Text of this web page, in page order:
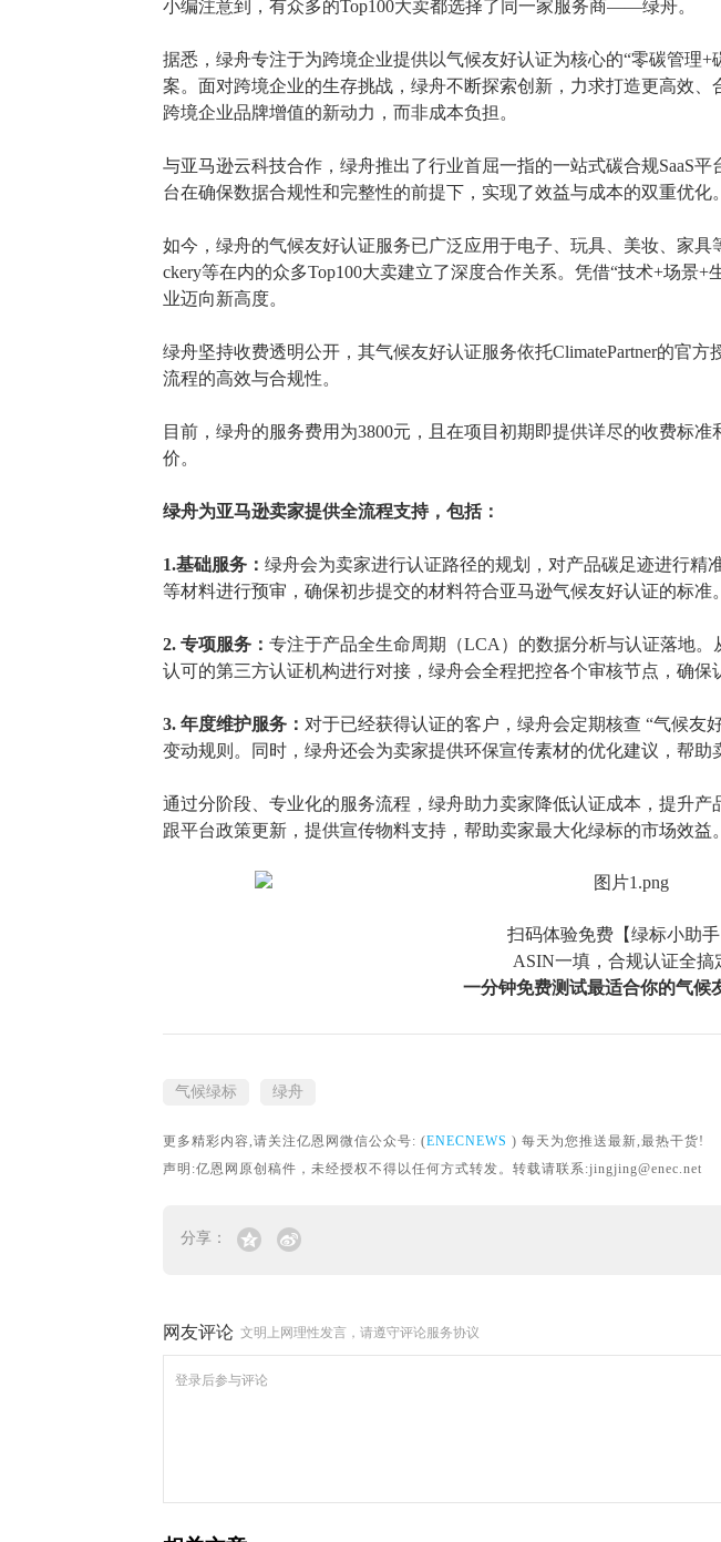
小编注意到，有众多的Top100大卖都选择了同一家服务商——绿舟。
据悉，绿舟专注于为跨境企业提供以气候友好认证为核心的“零碳管理+
案。面对跨境企业的生存挑战，绿舟不断探索创新，力求打造更高效
跨境企业品牌增值的新动力，而非成本负担。
与亚马逊云科技合作，绿舟推出了行业首屈一指的一站式碳合规SaaS
台在确保数据合规性和完整性的前提下，实现了效益与成本的双重优化。
如今，绿舟的气候友好认证服务已广泛应用于电子、玩具、美妆、家具
ckery等在内的众多Top100大卖建立了深度合作关系。凭借“技术+场景
业迈向新高度。
绿舟坚持收费透明公开，其气候友好认证服务依托ClimatePartner的官
流程的高效与合规性。
目前，绿舟的服务费用为3800元，且在项目初期即提供详尽的收费标
价。
绿舟为亚马逊卖家提供全流程支持，包括：
1.基础服务： 绿舟会为卖家进行认证路径的规划，对产品碳足迹进行精
等材料进行预审，确保初步提交的材料符合亚马逊气候友好认证的标准。
2. 专项服务： 专注于产品全生命周期（LCA）的数据分析与认证落地。
认可的第三方认证机构进行对接，绿舟会全程把控各个审核节点，确保
3. 年度维护服务： 对于已经获得认证的客户，绿舟会定期核查 “气候友
变动规则。同时，绿舟还会为卖家提供环保宣传素材的优化建议，帮助
通过分阶段、专业化的服务流程，绿舟助力卖家降低认证成本，提升
跟平台政策更新，提供宣传物料支持，帮助卖家最大化绿标的市场效益。
扫码体验免费【绿标小助手
ASIN一填，合规认证全搞
一分钟免费测试最适合你的气候
气候绿标 绿舟
更多精彩内容,请关注亿恩网微信公众号: (ENECNEWS ) 每天为您推送最新,最热干货!
声明:亿恩网原创稿件，未经授权不得以任何方式转发。转载请联系:jingjing@enec.net
分享：
网友评论 文明上网理性发言，请遵守评论服务协议